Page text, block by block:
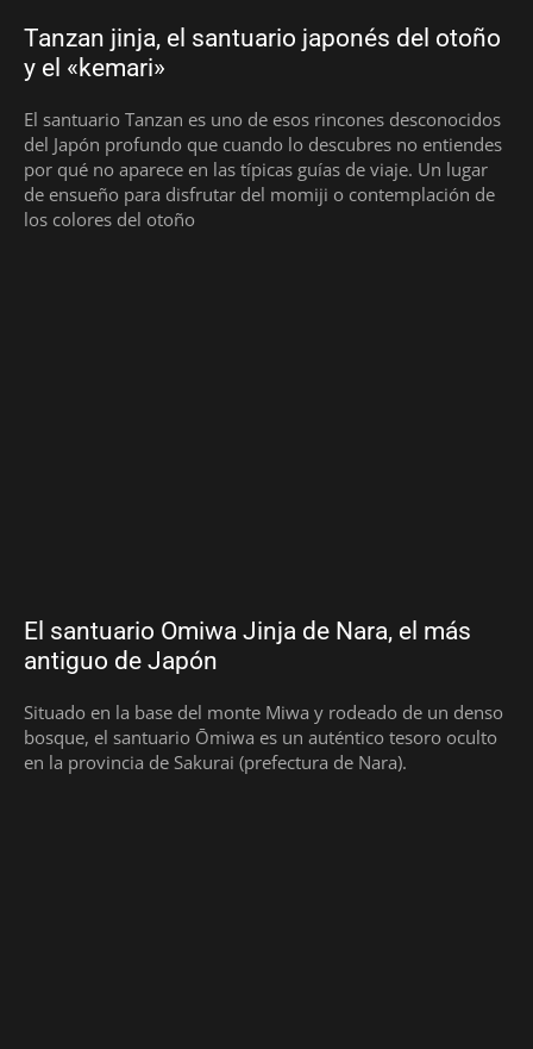
Tanzan jinja, el santuario japonés del otoño
y el «kemari»
El santuario Tanzan es uno de esos rincones desconocidos
del Japón profundo que cuando lo descubres no entiendes
por qué no aparece en las típicas guías de viaje. Un lugar
de ensueño para disfrutar del momiji o contemplación de
los colores del otoño
El santuario Omiwa Jinja de Nara, el más
antiguo de Japón
Situado en la base del monte Miwa y rodeado de un denso
bosque, el santuario Ōmiwa es un auténtico tesoro oculto
en la provincia de Sakurai (prefectura de Nara).